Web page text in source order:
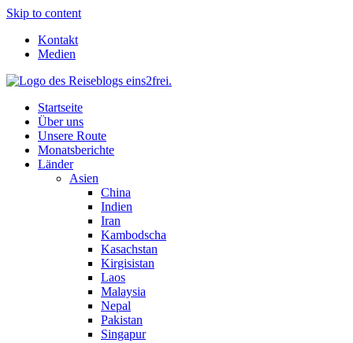
Skip to content
Kontakt
Medien
Startseite
Über uns
Unsere Route
Monatsberichte
Länder
Asien
China
Indien
Iran
Kambodscha
Kasachstan
Kirgisistan
Laos
Malaysia
Nepal
Pakistan
Singapur